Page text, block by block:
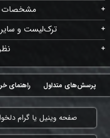
مشخصات
ترک‌لیست و
راهنمای پرسش‌های متداول
​صفحه وینیل یا گرام